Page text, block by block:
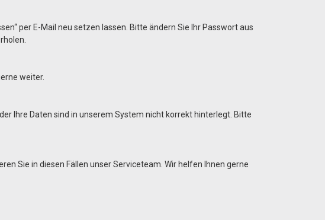
per E-Mail neu setzen lassen. Bitte ändern Sie Ihr Passwort aus
weiter.
Ihre Daten sind in unserem System nicht korrekt hinterlegt. Bitte
Sie in diesen Fällen unser Serviceteam. Wir helfen Ihnen gerne